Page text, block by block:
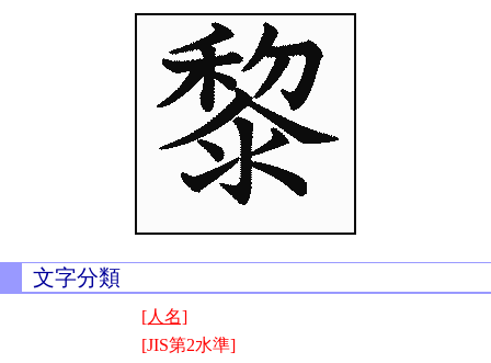
文字分類
[人名]
[JIS第2水準]